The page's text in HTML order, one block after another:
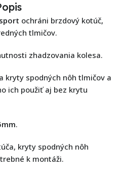
ochráni brzdový kotúč,
tlmičov.
zhadzovania kolesa.
kryty spodných nôh tlmičov a
ich použiť aj bez krytu
.
kryty spodných nôh
k montáži.